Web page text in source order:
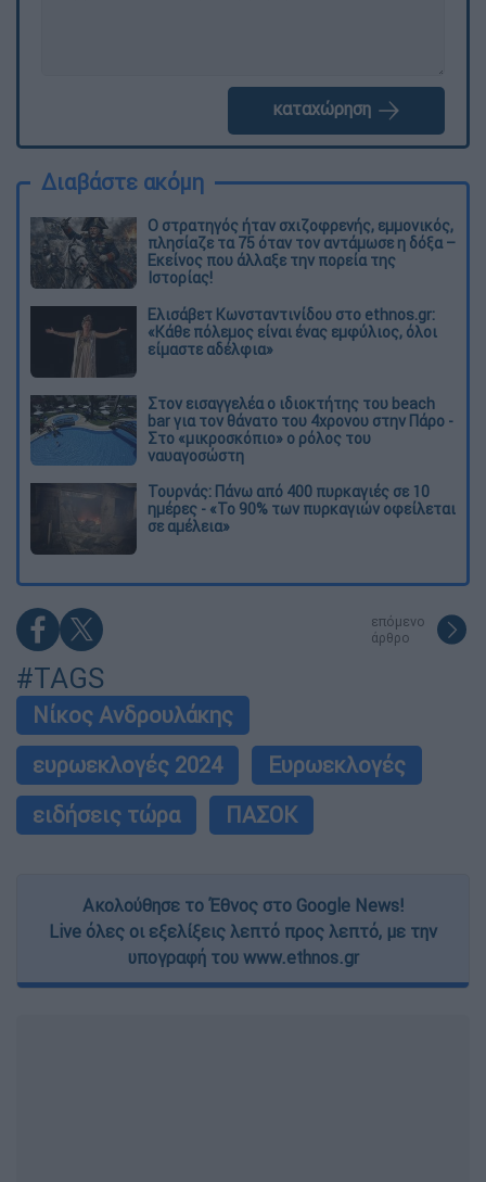
καταχώρηση
Διαβάστε ακόμη
O στρατηγός ήταν σχιζοφρενής, εμμονικός,
πλησίαζε τα 75 όταν τον αντάμωσε η δόξα –
Εκείνος που άλλαξε την πορεία της
Ιστορίας!
Ελισάβετ Κωνσταντινίδου στο ethnos.gr:
«Κάθε πόλεμος είναι ένας εμφύλιος, όλοι
είμαστε αδέλφια»
Στον εισαγγελέα ο ιδιοκτήτης του beach
bar για τον θάνατο του 4χρονου στην Πάρο -
Στο «μικροσκόπιο» ο ρόλος του
ναυαγοσώστη
Τουρνάς: Πάνω από 400 πυρκαγιές σε 10
ημέρες - «Το 90% των πυρκαγιών οφείλεται
σε αμέλεια»
επόμενο
άρθρο
#TAGS
Νίκος Ανδρουλάκης
ευρωεκλογές 2024
Ευρωεκλογές
ειδήσεις τώρα
ΠΑΣΟΚ
Ακολούθησε το Έθνος στο Google News!
Live όλες οι εξελίξεις λεπτό προς λεπτό, με την
υπογραφή του www.ethnos.gr